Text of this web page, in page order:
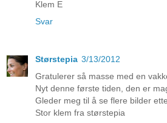
Klem E
Svar
Størstepia 3/13/2012
Gratulerer så masse med en
Nyt denne første tiden, den er
Gleder meg til å se flere bilder
Stor klem fra størstepia